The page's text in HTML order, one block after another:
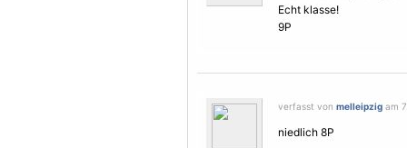
Echt klasse!
9P
verfasst von melleipzig am
niedlich 8P